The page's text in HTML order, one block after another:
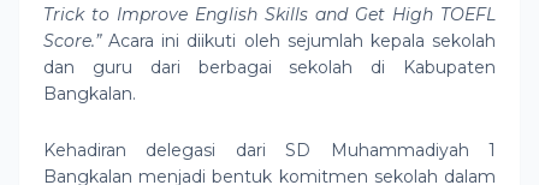
Trick to Improve English Skills and Get High TOEFL
Score.”Acara ini diikuti oleh sejumlah kepala sekolah
dan guru dari berbagai sekolah di Kabupaten
Bangkalan.
Kehadiran delegasi dariSD Muhammadiyah 1
Bangkalan menjadi bentuk komitmen sekolah dalam